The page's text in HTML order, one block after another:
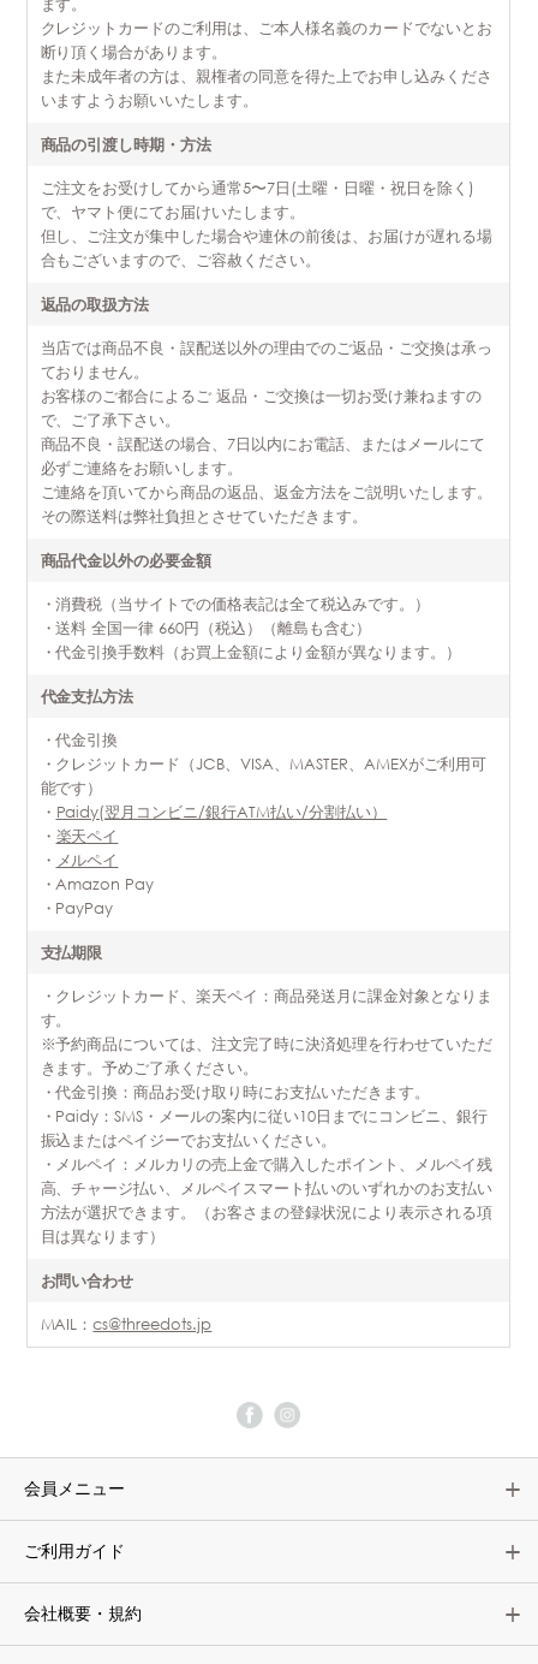
クレジットカードのご利用は、ご本人様名義のカードでないとお
断り頂く場合があります。
また未成年者の方は、親権者の同意を得た上でお申し込みくださ
いますようお願いいたします。
商品の引渡し時期・方法
ご注文をお受けしてから通常5〜7日(土曜・日曜・祝日を除く)
で、ヤマト便にてお届けいたします。
但し、ご注文が集中した場合や連休の前後は、お届けが遅れる場
合もございますので、ご容赦ください。
返品の取扱方法
当店では商品不良・誤配送以外の理由でのご返品・ご交換は承っ
ておりません。
お客様のご都合によるご 返品・ご交換は一切お受け兼ねますの
で、ご了承下さい。
商品不良・誤配送の場合、7日以内にお電話、またはメールにて
必ずご連絡をお願いします。
ご連絡を頂いてから商品の返品、返金方法をご説明いたします。
その際送料は弊社負担とさせていただきます。
商品代金以外の必要金額
・消費税（当サイトでの価格表記は全て税込みです。）
・送料 全国一律 660円（税込）（離島も含む）
・代金引換手数料（お買上金額により金額が異なります。）
代金支払方法
・代金引換
・クレジットカード（JCB、VISA、MASTER、AMEXがご利用可
能です）
・ Paidy(翌月コンビニ/銀行ATM払い/分割払い）
・ 楽天ペイ
・ メルペイ
・Amazon Pay
・PayPay
支払期限
・クレジットカード、楽天ペイ：商品発送月に課金対象となりま
す。
※予約商品については、注文完了時に決済処理を行わせていただ
きます。予めご了承ください。
・代金引換：商品お受け取り時にお支払いただきます。
・Paidy：SMS・メールの案内に従い10日までにコンビニ、銀行
振込またはペイジーでお支払いください。
・メルペイ：メルカリの売上金で購入したポイント、メルペイ残
高、チャージ払い、メルペイスマート払いのいずれかのお支払い
方法が選択できます。（お客さまの登録状況により表示される項
目は異なります）
お問い合わせ
MAIL：cs@threedots.jp
会員メニュー
ご利用ガイド
会社概要・規約